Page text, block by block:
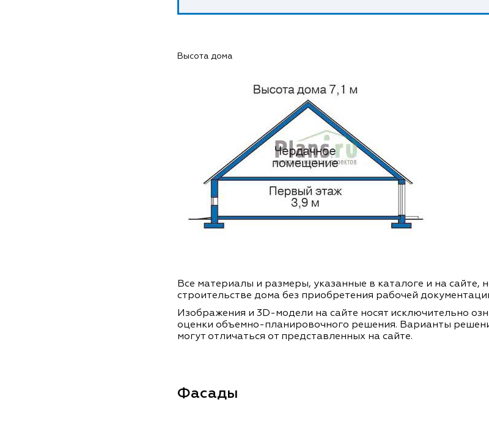
Высота дома
Все материалы и размеры, указанные в каталоге и на сайте,
строительстве дома без приобретения рабочей
Изображения и 3D-модели на сайте носят исключительно
оценки объемно-планировочного решения. Варианты
могут отличаться от представленных на сайте.
Фасады